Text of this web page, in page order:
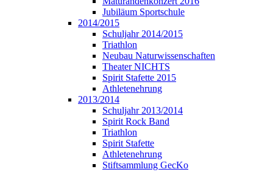
Jubiläum Sportschule
2014/2015
Schuljahr 2014/2015
Triathlon
Neubau Naturwissenschaften
Theater NICHTS
Spirit Stafette 2015
Athletenehrung
2013/2014
Schuljahr 2013/2014
Spirit Rock Band
Triathlon
Spirit Stafette
Athletenehrung
Stiftsammlung GecKo